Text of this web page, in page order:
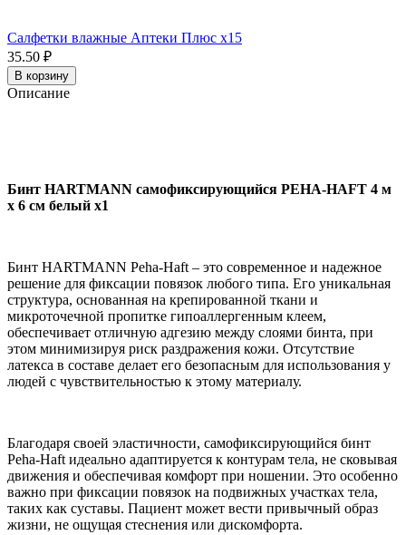
Салфетки влажные Аптеки Плюс x15
35.50 ₽
В корзину
Описание
Бинт HARTMANN самофиксирующийся PEHA-HAFT 4 м
х 6 см белый x1
Бинт HARTMANN Peha-Haft – это современное и надежное
решение для фиксации повязок любого типа. Его уникальная
структура, основанная на крепированной ткани и
микроточечной пропитке гипоаллергенным клеем,
обеспечивает отличную адгезию между слоями бинта, при
этом минимизируя риск раздражения кожи. Отсутствие
латекса в составе делает его безопасным для использования у
людей с чувствительностью к этому материалу.
Благодаря своей эластичности, самофиксирующийся бинт
Peha-Haft идеально адаптируется к контурам тела, не сковывая
движения и обеспечивая комфорт при ношении. Это особенно
важно при фиксации повязок на подвижных участках тела,
таких как суставы. Пациент может вести привычный образ
жизни, не ощущая стеснения или дискомфорта.